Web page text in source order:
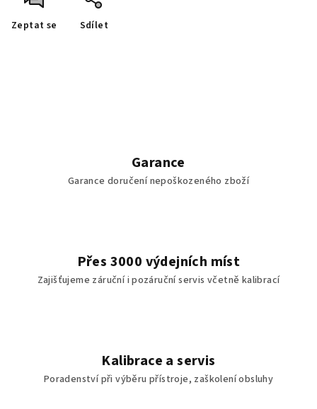
Zeptat se Sdílet
Garance
Garance doručení nepoškozeného zboží
Přes 3000 výdejních míst
Zajišťujeme záruční i pozáruční servis včetně kalibrací
Kalibrace a servis
Poradenství při výběru přístroje, zaškolení obsluhy